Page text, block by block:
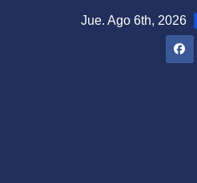
Jue. Ago 6th, 2026